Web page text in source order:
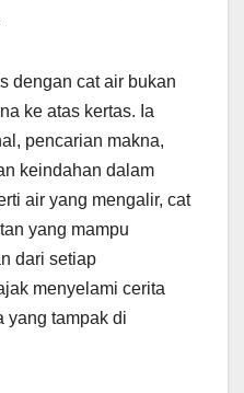
dengan cat air bukan
ke atas kertas. Ia
pencarian makna,
keindahan dalam
air yang mengalir, cat
yang mampu
dari setiap
menyelami cerita
yang tampak di